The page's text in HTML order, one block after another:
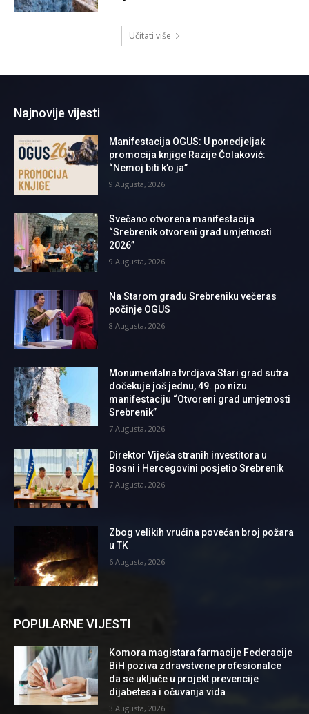
Učitati više
Najnovije vijesti
Manifestacija OGUS: U ponedjeljak
promocija knjige Razije Čolaković:
“Nemoj biti k’o ja”
9 Augusta, 2026
Svečano otvorena manifestacija
“Srebrenik otvoreni grad umjetnosti
2026”
9 Augusta, 2026
Na Starom gradu Srebreniku večeras
počinje OGUS
8 Augusta, 2026
Monumentalna tvrdjava Stari grad sutra
dočekuje još jednu, 49. po nizu
manifestaciju “Otvoreni grad umjetnosti
Srebrenik”
7 Augusta, 2026
Direktor Vijeća stranih investitora u
Bosni i Hercegovini posjetio Srebrenik
7 Augusta, 2026
Zbog velikih vrućina povećan broj požara
u TK
6 Augusta, 2026
POPULARNE VIJESTI
Komora magistara farmacije Federacije
BiH poziva zdravstvene profesionalce
da se uključe u projekt prevencije
dijabetesa i očuvanja vida
3 Augusta, 2026